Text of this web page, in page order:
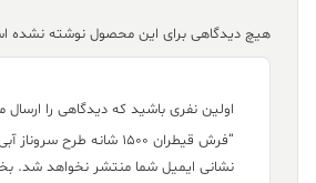
هیچ دیدگاهی برای این محصول نوشته نشده
اولین نفری باشید که دیدگاهی را ارسال
“فرش قیطران ۱۵۰۰ شانه طرح سروناز آبی”
نشانی ایمیل شما منتشر نخواهد شد.